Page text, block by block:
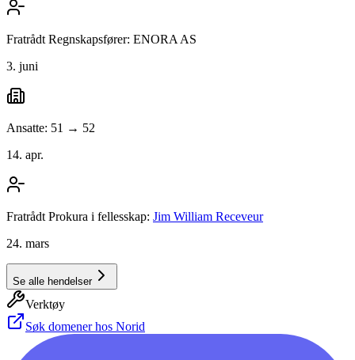
Fratrådt Regnskapsfører: ENORA AS
3. juni
Ansatte: 51 → 52
14. apr.
Fratrådt Prokura i fellesskap: Jim William Receveur
24. mars
Se alle hendelser
Verktøy
Søk domener hos Norid